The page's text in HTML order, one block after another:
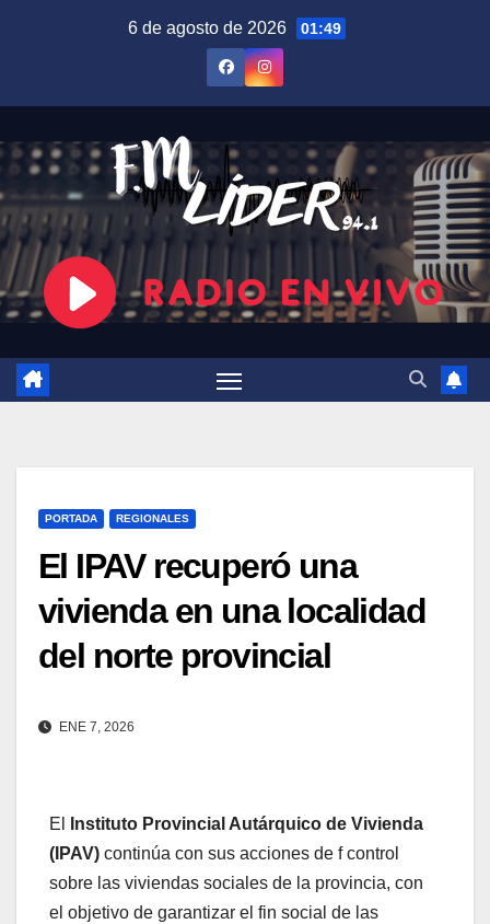
6 de agosto de 2026 01:49
PORTADA REGIONALES
El IPAV recuperó una
vivienda en una localidad
del norte provincial
ENE 7, 2026
El
Instituto Provincial Autárquico de Vivienda
(IPAV) continúa con sus acciones de f control
sobre las viviendas sociales de la provincia, con
el objetivo de garantizar el fin social de las